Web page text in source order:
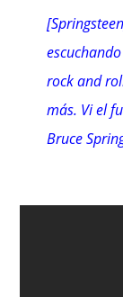
rock and
más. Vi el
Bruce